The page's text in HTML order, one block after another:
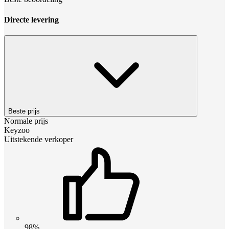
Directe levering
Beste prijs
Normale prijs
Keyzoo
Uitstekende verkoper
98%